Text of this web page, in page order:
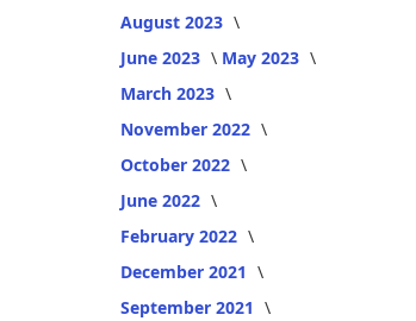
August 2023
June 2023
May 2023
March 2023
November 2022
October 2022
June 2022
February 2022
December 2021
September 2021